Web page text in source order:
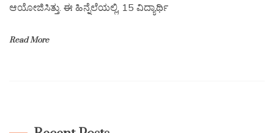
ಆಯೋಜಿಸಿತ್ತು. ಈ ಹಿನ್ನೆಲೆಯಲ್ಲಿ, 15 ವಿದ್ಯಾರ್ಥಿ
Read More